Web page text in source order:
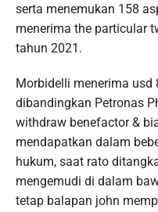
serta menemukan 158
menerima the particular
tahun 2021.
Morbidelli menerima
dibandingkan Petronas
withdraw benefactor &
mendapatkan dalam
hukum, saat rato
mengemudi di dalam
tetap balapan john